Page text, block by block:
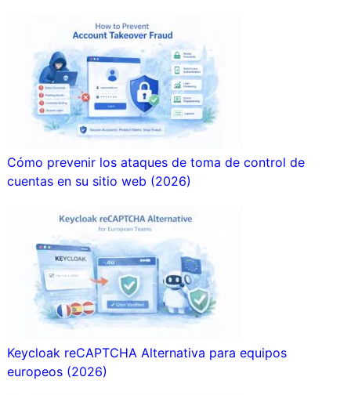
Cómo prevenir los ataques de toma de control de
cuentas en su sitio web (2026)
Keycloak reCAPTCHA Alternativa para equipos
europeos (2026)